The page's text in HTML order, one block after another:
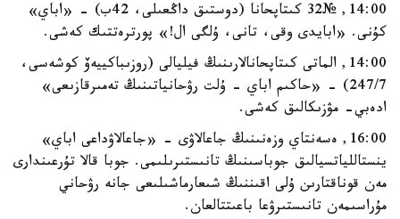
14:00, №32 كىتاپحانا (دوستىق داڭعىلى، 42ب) - «اباي»
كۇنى. «ابايدى وقى، تانى، ۇلگى ال!» پورترەتتىك كەشى.
14:00, الماتى كىتاپحانالارىنىڭ فيليالى (روزىباكييەۆ كوشەسى،
247/7) - «حاكىم اباي - ۇلت رۋحانياتىنىڭ تەمىرقازىعى»
ادەبي- مۋزىكالىق كەشى.
16:00, ەسەنتاي وزەنىنىڭ جاعالاۋى - «جاعالاۋداعى اباي»
ينستاللياتسيالىق جوباسىنىڭ تانىستىرىلىمى. جوبا قالا تۇرعىندارى
مەن قوناقتارىن ۇلى اقىننىڭ شىعارماشىلىعى جانە رۋحاني
مۇراسىمەن تانىستىرۋعا باعىتتالعان.